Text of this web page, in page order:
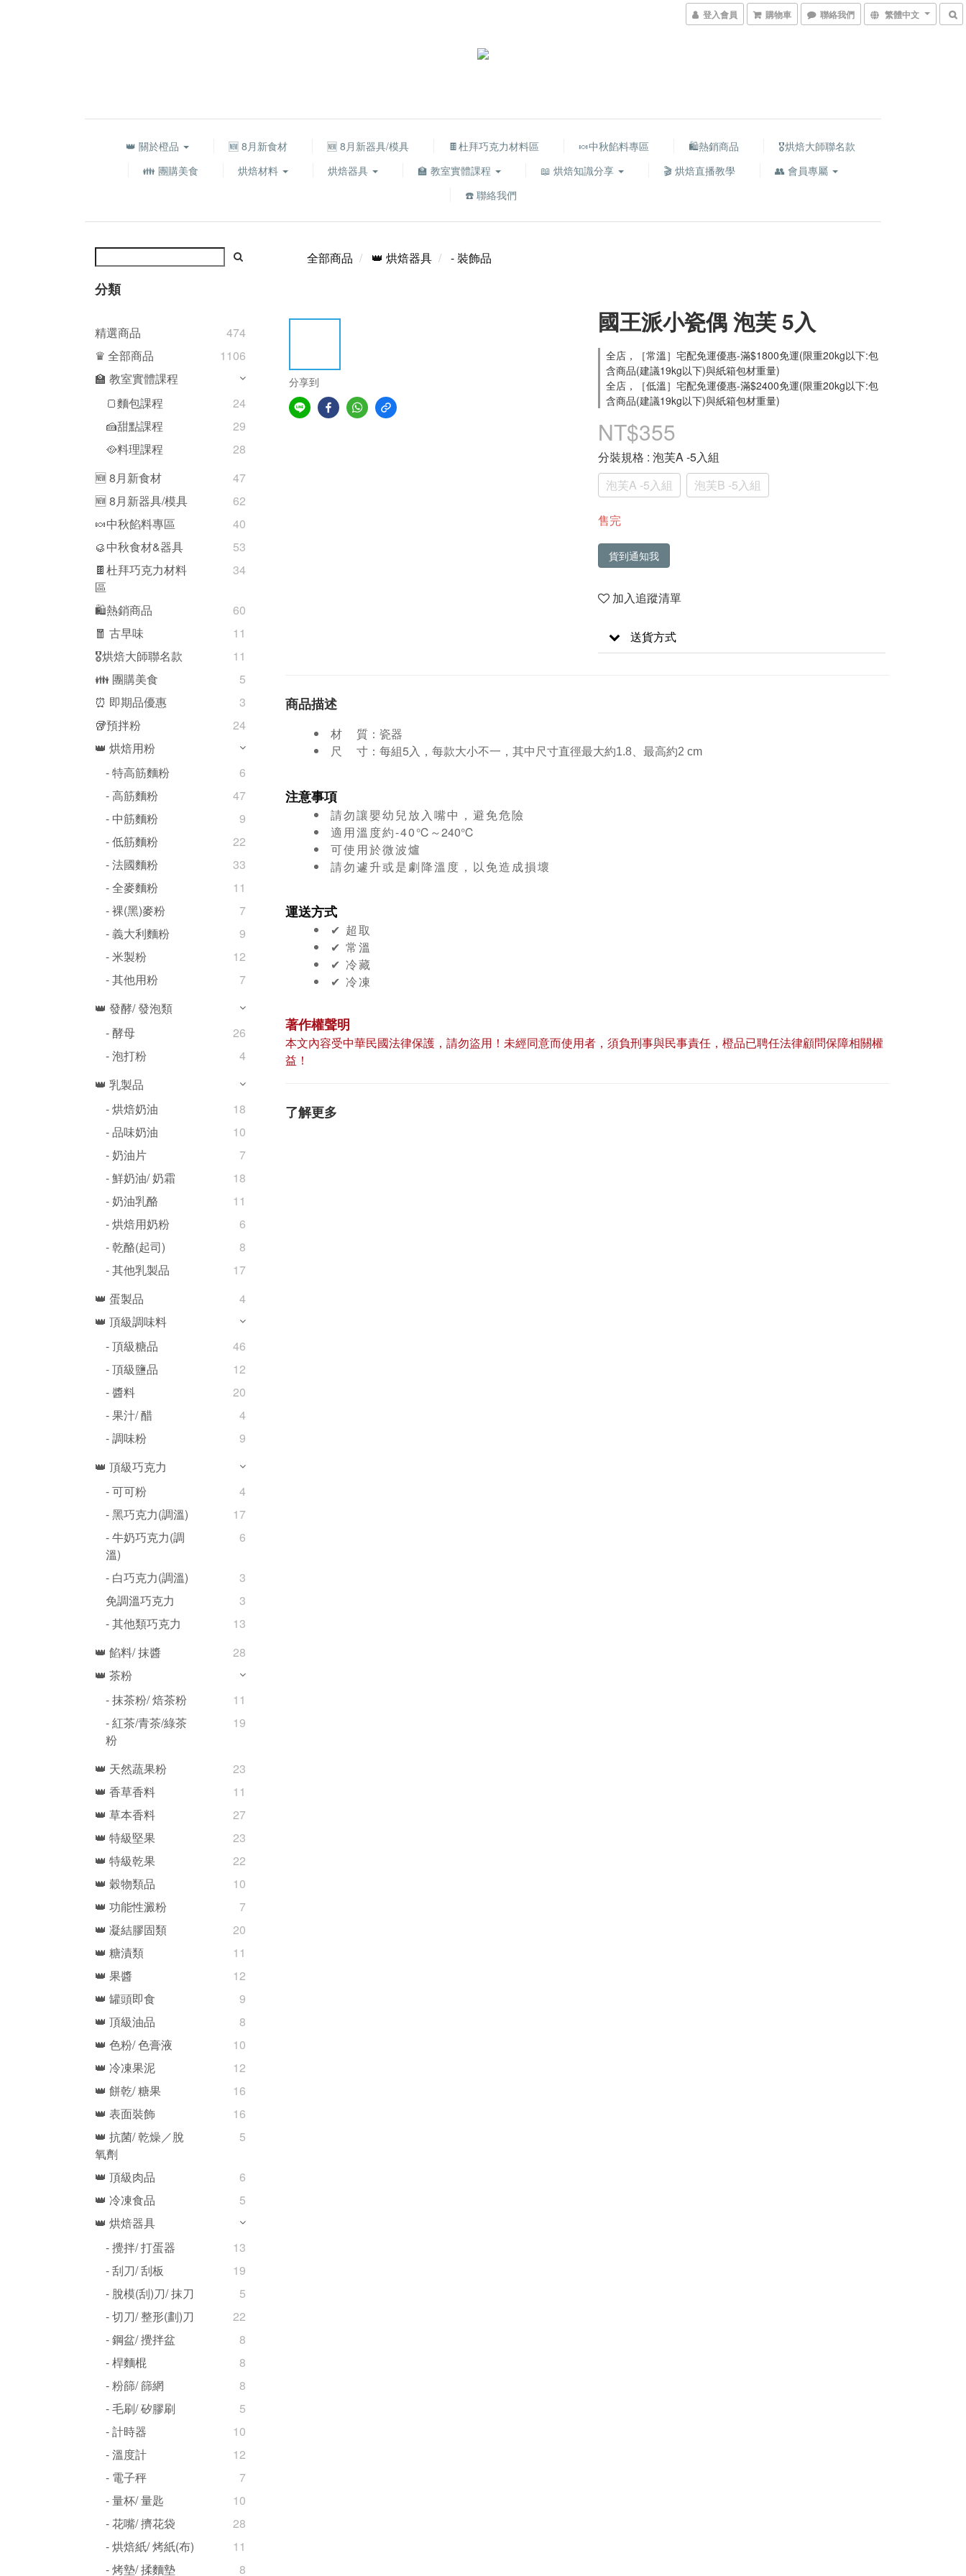
登入會員 購物車 聯絡我們 繁體中文
👑 關於橙品 🆕 8月新食材 🆕 8月新器具/模具 🍫杜拜巧克力材料區 🍬中秋餡料專區 🛍熱銷商品
🎖️烘焙大師聯名款
👪 團購美食
烘焙材料 烘焙器具 🏫 教室實體課程 📖 烘焙知識分享 🎬 烘焙直播教學
👥 會員專屬
☎️ 聯絡我們
分類
精選商品
474
♛ 全部商品
1106
🏫 教室實體課程
🍞麵包課程
24
🍰甜點課程
29
🥘料理課程
28
🆕 8月新食材
47
🆕 8月新器具/模具
62
🍬中秋餡料專區
40
🥮中秋食材&器具
53
🍫杜拜巧克力材料
區
34
🛍熱銷商品
60
🧧 古早味
11
🎖️烘焙大師聯名款
11
👪 團購美食
5
⏰ 即期品優惠
3
🥡預拌粉
24
👑 烘焙用粉
- 特高筋麵粉
6
- 高筋麵粉
47
- 中筋麵粉
9
- 低筋麵粉
22
- 法國麵粉
33
- 全麥麵粉
11
- 裸(黑)麥粉
7
- 義大利麵粉
9
- 米製粉
12
- 其他用粉
7
👑 發酵/ 發泡類
- 酵母
26
- 泡打粉
4
👑 乳製品
- 烘焙奶油
18
- 品味奶油
10
- 奶油片
7
- 鮮奶油/ 奶霜
18
- 奶油乳酪
11
- 烘焙用奶粉
6
- 乾酪(起司)
8
- 其他乳製品
17
👑 蛋製品
4
👑 頂級調味料
- 頂級糖品
46
- 頂級鹽品
12
- 醬料
20
- 果汁/ 醋
4
- 調味粉
9
👑 頂級巧克力
- 可可粉
4
- 黑巧克力(調溫)
17
- 牛奶巧克力(調
溫)
6
- 白巧克力(調溫)
3
免調溫巧克力
3
- 其他類巧克力
13
👑 餡料/ 抹醬
28
👑 茶粉
- 抹茶粉/ 焙茶粉
11
- 紅茶/青茶/綠茶
粉
19
👑 天然蔬果粉
23
👑 香草香料
11
👑 草本香料
27
👑 特級堅果
23
👑 特級乾果
22
👑 穀物類品
10
👑 功能性澱粉
7
👑 凝結膠固類
20
👑 糖漬類
11
👑 果醬
12
👑 罐頭即食
9
👑 頂級油品
8
👑 色粉/ 色膏液
10
👑 冷凍果泥
12
👑 餅乾/ 糖果
16
👑 表面裝飾
16
👑 抗菌/ 乾燥／脫
氧劑
5
👑 頂級肉品
6
👑 冷凍食品
5
👑 烘焙器具
- 攪拌/ 打蛋器
13
- 刮刀/ 刮板
19
- 脫模(刮)刀/ 抹刀
5
- 切刀/ 整形(劃)刀
22
- 鋼盆/ 攪拌盆
8
- 桿麵棍
8
- 粉篩/ 篩網
8
- 毛刷/ 矽膠刷
5
- 計時器
10
- 溫度計
12
- 電子秤
7
- 量杯/ 量匙
10
- 花嘴/ 擠花袋
28
- 烘焙紙/ 烤紙(布)
11
- 烤墊/ 揉麵墊
8
全部商品 👑 烘焙器具 - 裝飾品
分享到
國王派小瓷偶 泡芙 5入
全店，［常溫］宅配免運優惠-滿$1800免運(限重20kg以下:包
含商品(建議19kg以下)與紙箱包材重量)
全店，［低溫］宅配免運優惠-滿$2400免運(限重20kg以下:包
含商品(建議19kg以下)與紙箱包材重量)
NT$355
分裝規格 : 泡芙A -5入組
泡芙A -5入組
泡芙B -5入組
售完
貨到通知我
加入追蹤清單
送貨方式
商品描述
材 質：瓷器
尺 寸：每組5入，每款大小不一，其中尺寸直徑最大約1.8、最高約2 cm
注意事項
請勿讓嬰幼兒放入嘴中，避免危險
適用溫度約-40℃～240℃
可使用於微波爐
請勿遽升或是劇降溫度，以免造成損壞
運送方式
✔︎ 超取
✔︎ 常溫
✔︎ 冷藏
✔︎ 冷凍
著作權聲明
本文內容受中華民國法律保護，請勿盜用！未經同意而使用者，須負刑事與民事責任，橙品已聘任法律顧問保障相關權
益！
了解更多